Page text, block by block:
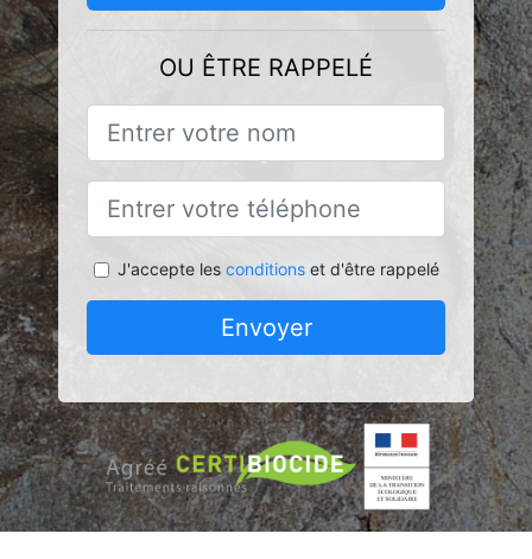
OU ÊTRE RAPPELÉ
J'accepte les conditionset d'être rappelé
Envoyer